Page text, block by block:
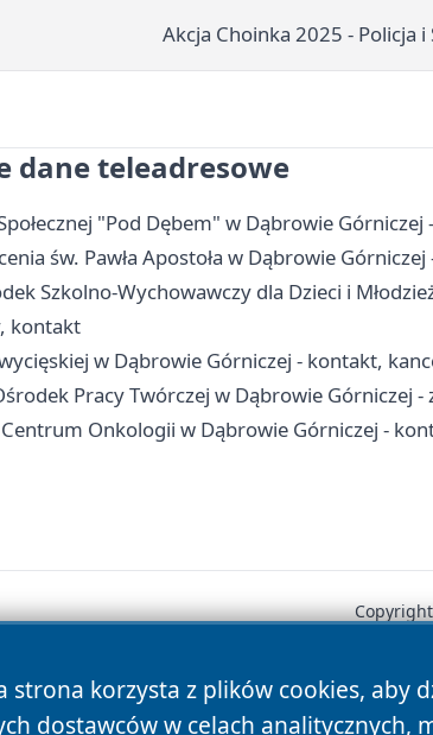
Akcja Choinka 2025 - Policja
dane teleadresowe
"Pod Dębem" w Dąbrowie
św. Pawła Apostoła w Dąbrowie
Szkolno-Wychowawczy dla Dzieci i
kontakt
w Dąbrowie Górniczej - kontakt,
Pracy Twórczej w Dąbrowie Górniczej
Onkologii w Dąbrowie Górniczej -
strona korzysta z plików cookies, aby
dostawców w celach analitycznych,
News